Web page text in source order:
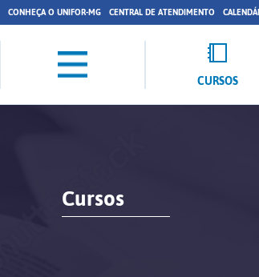
CONHEÇA O UNIFOR-MG CENTRAL DE ATENDIMENTO
CURSOS
Cursos